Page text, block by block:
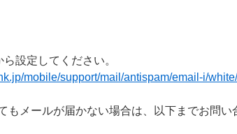
ら設定してください。
mobile/support/mail/antispam/email-i/
もメールが届かない場合は、以下までお問い